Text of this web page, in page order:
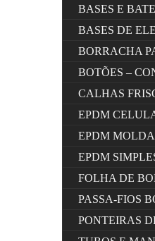
BASES E
BASES DE
BORRACHA
BOTÕES –
CALHAS
EPDM
EPDM
EPDM
FOLHA DE
PASSA-FIOS
PONTEIRAS